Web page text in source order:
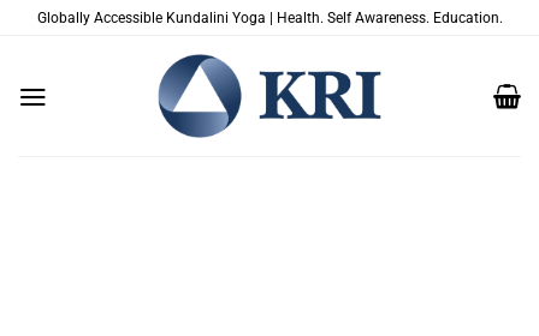
SaltarGlobally Accessible Kundalini Yoga | Health. Self Awareness. Education.